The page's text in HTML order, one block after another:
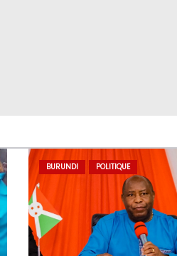
BURUNDI POLITIQUE